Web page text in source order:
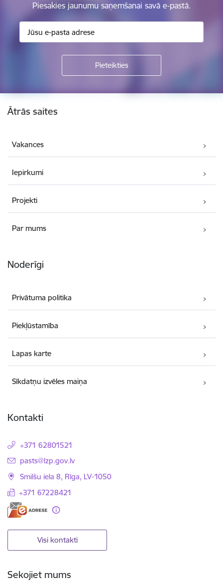
Piesakies jaunumu saņemšanai savā e-pastā.
Kājene
Ātrās saites
Vakances
Iepirkumi
Projekti
Par mums
Noderīgi
Privātuma politika
Piekļūstamība
Lapas karte
Sīkdatņu izvēles maiņa
Kontakti
+371 62801521
E-pasts:
pasts@lzp.gov.lv
Smilšu iela 8, Rīga, LV-1050
+371 67228421
Visi kontakti
Sekojiet mums